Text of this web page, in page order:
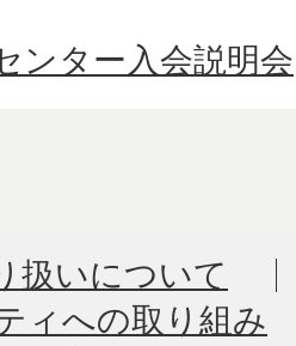
ンター入会説明会
扱いについて
ィへの取り組み